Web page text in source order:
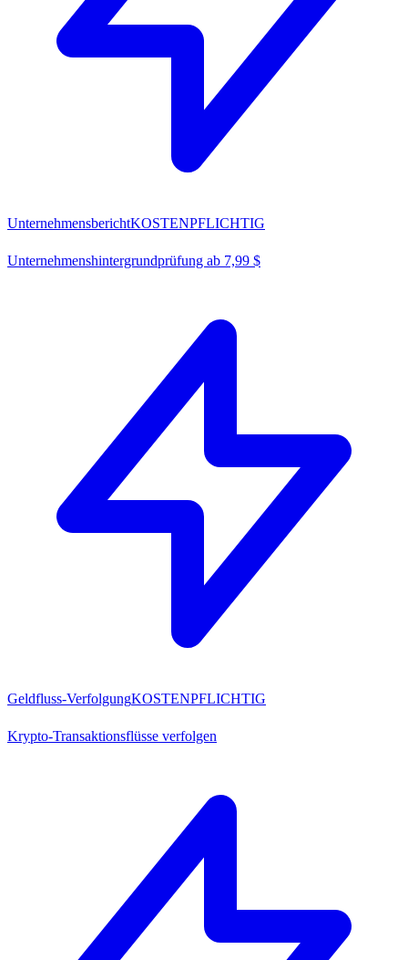
UnternehmensberichtKOSTENPFLICHTIG
Unternehmenshintergrundprüfung ab 7,99 $
Geldfluss-VerfolgungKOSTENPFLICHTIG
Krypto-Transaktionsflüsse verfolgen